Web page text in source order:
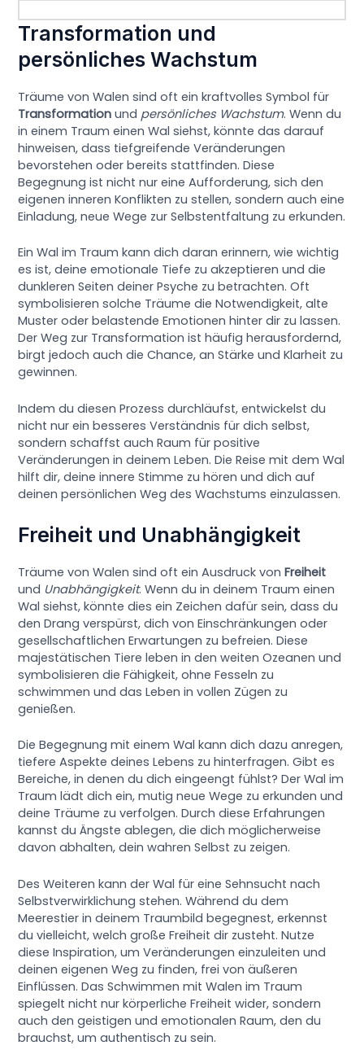
Transformation und
persönliches Wachstum
Träume von Walen sind oft ein kraftvolles Symbol für
Transformation und persönliches Wachstum. Wenn du
in einem Traum einen Wal siehst, könnte das darauf
hinweisen, dass tiefgreifende Veränderungen
bevorstehen oder bereits stattfinden. Diese
Begegnung ist nicht nur eine Aufforderung, sich den
eigenen inneren Konflikten zu stellen, sondern auch eine
Einladung, neue Wege zur Selbstentfaltung zu erkunden.
Ein Wal im Traum kann dich daran erinnern, wie wichtig
es ist, deine emotionale Tiefe zu akzeptieren und die
dunkleren Seiten deiner Psyche zu betrachten. Oft
symbolisieren solche Träume die Notwendigkeit, alte
Muster oder belastende Emotionen hinter dir zu lassen.
Der Weg zur Transformation ist häufig herausfordernd,
birgt jedoch auch die Chance, an Stärke und Klarheit zu
gewinnen.
Indem du diesen Prozess durchläufst, entwickelst du
nicht nur ein besseres Verständnis für dich selbst,
sondern schaffst auch Raum für positive
Veränderungen in deinem Leben. Die Reise mit dem Wal
hilft dir, deine innere Stimme zu hören und dich auf
deinen persönlichen Weg des Wachstums einzulassen.
Freiheit und Unabhängigkeit
Träume von Walen sind oft ein Ausdruck vonFreiheit
und Unabhängigkeit. Wenn du in deinem Traum einen
Wal siehst, könnte dies ein Zeichen dafür sein, dass du
den Drang verspürst, dich von Einschränkungen oder
gesellschaftlichen Erwartungen zu befreien. Diese
majestätischen Tiere leben in den weiten Ozeanen und
symbolisieren die Fähigkeit, ohne Fesseln zu
schwimmen und das Leben in vollen Zügen zu
genießen.
Die Begegnung mit einem Wal kann dich dazu anregen,
tiefere Aspekte deines Lebens zu hinterfragen. Gibt es
Bereiche, in denen du dich eingeengt fühlst? Der Wal im
Traum lädt dich ein, mutig neue Wege zu erkunden und
deine Träume zu verfolgen. Durch diese Erfahrungen
kannst du Ängste ablegen, die dich möglicherweise
davon abhalten, dein wahren Selbst zu zeigen.
Des Weiteren kann der Wal für eine Sehnsucht nach
Selbstverwirklichung stehen. Während du dem
Meerestier in deinem Traumbild begegnest, erkennst
du vielleicht, welch große Freiheit dir zusteht. Nutze
diese Inspiration, um Veränderungen einzuleiten und
deinen eigenen Weg zu finden, frei von äußeren
Einflüssen. Das Schwimmen mit Walen im Traum
spiegelt nicht nur körperliche Freiheit wider, sondern
auch den geistigen und emotionalen Raum, den du
brauchst, um authentisch zu sein.